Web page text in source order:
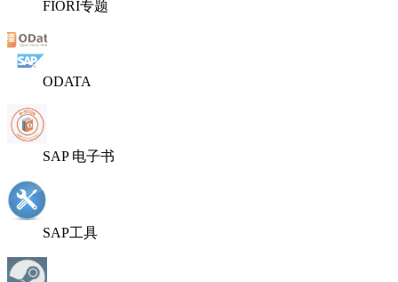
FIORI专题
ODATA
SAP 电子书
SAP工具